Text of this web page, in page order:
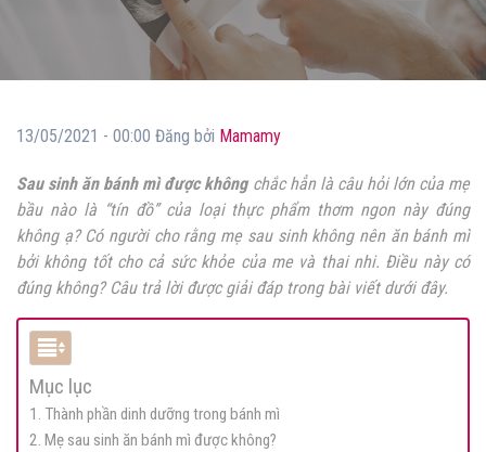
13/05/2021 - 00:00 Đăng bởi Mamamy
Sau sinh ăn bánh mì được khôngchắc hẳn là câu hỏi lớn của mẹ
bầu nào là “tín đồ” của loại thực phẩm thơm ngon này đúng
không ạ? Có người cho rằng mẹ sau sinh không nên ăn bánh mì
bởi không tốt cho cả sức khỏe của me và thai nhi. Điều này có
đúng không? Câu trả lời được giải đáp trong bài viết dưới đây.
Mục lục
1. Thành phần dinh dưỡng trong bánh mì
2. Mẹ sau sinh ăn bánh mì được không?